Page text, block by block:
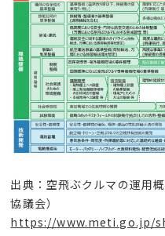
出典：空飛ぶクルマの運用
協議会）
https://www.meti.go.jp/